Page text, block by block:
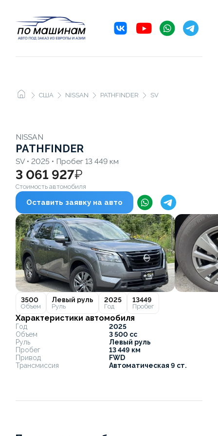
США NISSAN PATHFINDER SV
NISSAN
PATHFINDER
SV • 2025 • Пробег 13 449 км
3 061 927₽
Стоимость автомобиля
Оставить заявку на авто
3500
Объем
Левый руль
Руль
2025
Год
13449
Пробег
Характеристики автомобиля
Год
2025
Объем
3 500 cc
Руль
Левый руль
Пробег
13 449 км
Привод
FWD
Трансмиссия
Автоматическая 9 ст.